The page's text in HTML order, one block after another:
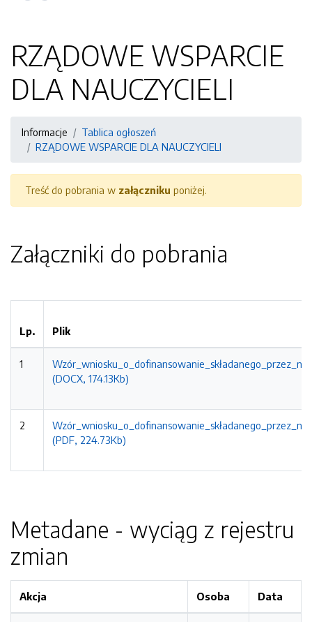
RZĄDOWE WSPARCIE
DLA NAUCZYCIELI
Informacje
Tablica ogłoszeń
RZĄDOWE WSPARCIE DLA NAUCZYCIELI
Treść do pobrania w załączniku poniżej.
Załączniki do pobrania
Lp. Plik
1
(DOCX, 174.13Kb)
2
(PDF, 224.73Kb)
Metadane - wyciąg z rejestru
zmian
Akcja Osoba Data